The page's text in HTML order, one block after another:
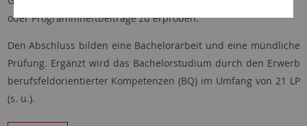
oder Programmheftbeiträge zu erproben.
Den Abschluss bilden eine Bachelorarbeit und eine mündliche
Prüfung. Ergänzt wird das Bachelorstudium durch den Erwerb
berufsfeldorientierter Kompetenzen (BQ) im Umfang von 21 LP
(s. u.).